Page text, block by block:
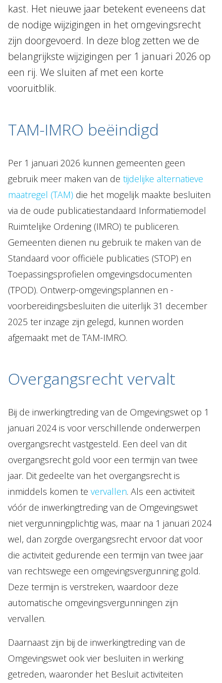
Onze mensen
Expertises
Topics
Internationaal
Nieuws
kast. Het nieuwe jaar betekent eveneens dat
de nodige wijzigingen in het omgevingsrecht
zijn doorgevoerd. In deze blog zetten we de
belangrijkste wijzigingen per 1 januari 2026 op
een rij. We sluiten af met een korte
vooruitblik.
TAM-IMRO beëindigd
Per 1 januari 2026 kunnen gemeenten geen
gebruik meer maken van de tijdelijke alternatieve
maatregel (TAM) die het mogelijk maakte besluiten
via de oude publicatiestandaard Informatiemodel
Ruimtelijke Ordening (IMRO) te publiceren.
Gemeenten dienen nu gebruik te maken van de
Standaard voor officiële publicaties (STOP) en
Toepassingsprofielen omgevingsdocumenten
(TPOD). Ontwerp-omgevingsplannen en -
voorbereidingsbesluiten die uiterlijk 31 december
2025 ter inzage zijn gelegd, kunnen worden
afgemaakt met de TAM-IMRO.
Overgangsrecht vervalt
Bij de inwerkingtreding van de Omgevingswet op 1
januari 2024 is voor verschillende onderwerpen
overgangsrecht vastgesteld. Een deel van dit
overgangsrecht gold voor een termijn van twee
jaar. Dit gedeelte van het overgangsrecht is
inmiddels komen te vervallen. Als een activiteit
vóór de inwerkingtreding van de Omgevingswet
niet vergunningplichtig was, maar na 1 januari 2024
wel, dan zorgde overgangsrecht ervoor dat voor
die activiteit gedurende een termijn van twee jaar
van rechtswege een omgevingsvergunning gold.
Deze termijn is verstreken, waardoor deze
automatische omgevingsvergunningen zijn
vervallen.
Daarnaast zijn bij de inwerkingtreding van de
Omgevingswet ook vier besluiten in werking
getreden, waaronder het Besluit activiteiten